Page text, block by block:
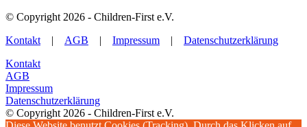
© Copyright 2026 - Children-First e.V.
Kontakt | AGB | Impressum | Datenschutzerklärung
Kontakt
AGB
Impressum
Datenschutzerklärung
© Copyright 2026 - Children-First e.V.